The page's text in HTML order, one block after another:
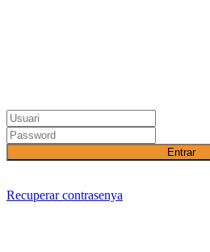
Entrar
Recuperar contrasenya